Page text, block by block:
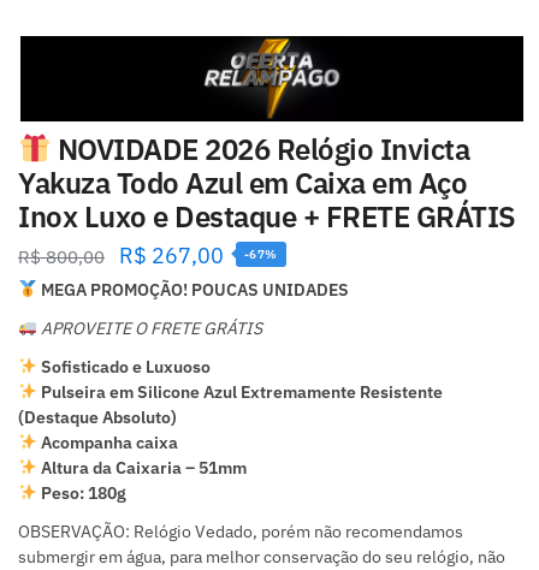
NOVIDADE 2026 Relógio Invicta
Yakuza Todo Azul em Caixa em Aço
Inox Luxo e Destaque + FRETE GRÁTIS
R$800,00 R$ 267,00 -67%
MEGA PROMOÇÃO! POUCAS UNIDADES
APROVEITE O FRETE GRÁTIS
Sofisticado e Luxuoso
Pulseira em Silicone Azul Extremamente Resistente
(Destaque Absoluto)
Acompanha caixa
Altura da Caixaria – 51mm
Peso: 180g
OBSERVAÇÃO: Relógio Vedado, porém não recomendamos
submergir em água, para melhor conservação do seu relógio, não